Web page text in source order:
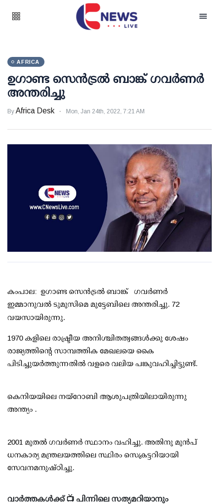
AFRICA
ഉഗാണ്ട സെൻട്രൽ ബാങ്ക് ഗവർണർ
അന്തരിച്ചു
By Africa Desk Mon, Jan 24th, 2022, 7:21 AM
കംപാല: ഉഗാണ്ട സെൻട്രൽ ബാങ്ക് ഗവർണർ
ഇമ്മാനുവൽ ടുമുസിമെ മുട്ടേബിലെ അന്തരിച്ചു. 72
വയസായിരുന്നു.
1970 കളിലെ രാഷ്ട്രീയ അനിശ്ചിതത്വങ്ങൾക്കു ശേഷം
രാജ്യത്തിൻ്റെ സാമ്പത്തിക മേഖലയെ കൈ
പിടിച്ചുയർത്തുന്നതിൽ വളരെ വലിയ പങ്കുവഹിച്ചിട്ടുണ്ട്.
കെനിയയിലെ നയ്റോബി ആശുപത്രിയിലായിരുന്നു
അന്ത്യം .
2001 മുതൽ ഗവർണർ സ്ഥാനം വഹിച്ചു. അതിനു മുൻപ്
ധനകാര്യ മന്ത്രലയത്തിലെ സ്ഥിരം സെക്രട്ടറിയായി
സേവനമനുഷ്ഠിച്ചു.
വാർത്തകൾക്ക് 📺 പിന്നിലെ സത്യമറിയാനും